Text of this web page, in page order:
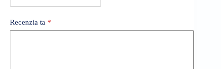
Recenzia ta *